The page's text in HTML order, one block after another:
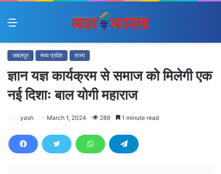
Menu
जबलपुर मध्य प्रदेश राज्य
ज्ञान यज्ञ कार्यक्रम से समाज को मिलेगी एक
नई दिशाः बाल योगी महाराज
yash March 1, 2024 289 1 minute read